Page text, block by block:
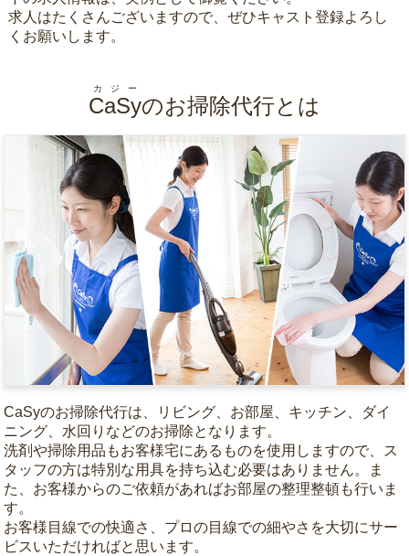
求人はたくさんございますので、ぜひキャスト登録よろし
くお願いします。
CaSy
カジー
のお掃除代行とは
CaSyのお掃除代行は、リビング、お部屋、キッチン、ダイ
ニング、水回りなどのお掃除となります。
洗剤や掃除用品もお客様宅にあるものを使用しますので、ス
タッフの方は特別な用具を持ち込む必要はありません。ま
た、お客様からのご依頼があればお部屋の整理整頓も行いま
す。
お客様目線での快適さ、プロの目線での細やさを大切にサー
ビスいただければと思います。